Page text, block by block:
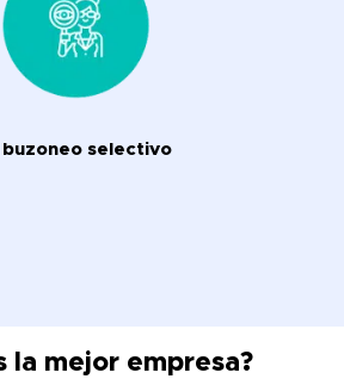
buzoneo selectivo
la mejor empresa?